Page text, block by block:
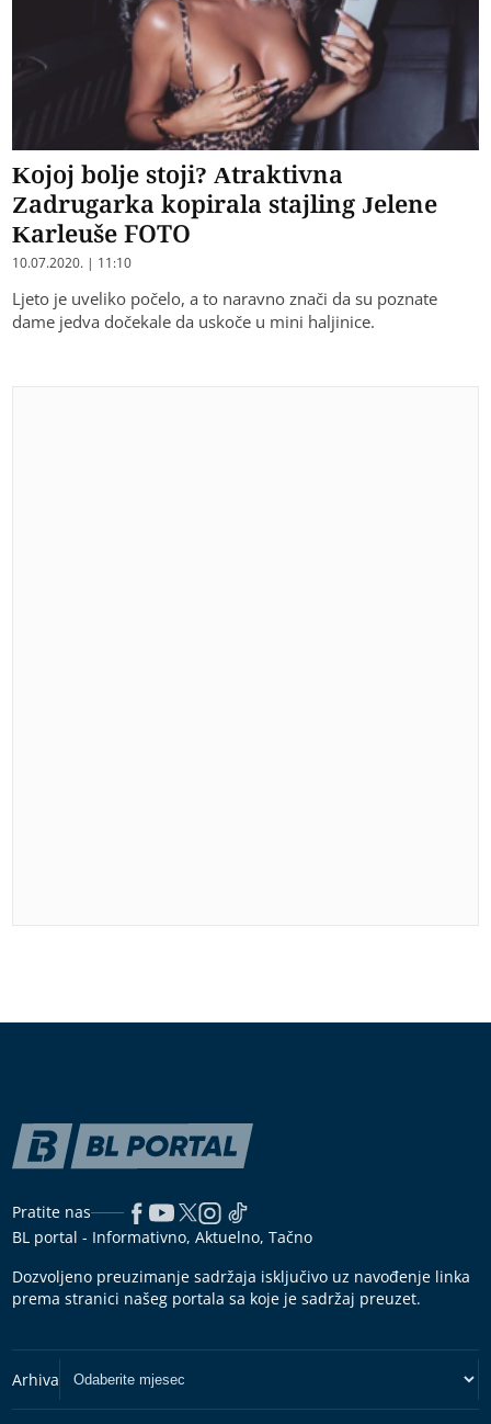
Kojoj bolje stoji? Atraktivna
Zadrugarka kopirala stajling Jelene
Karleuše FOTO
10.07.2020. | 11:10
Ljeto je uveliko počelo, a to naravno znači da su poznate
dame jedva dočekale da uskoče u mini haljinice.
Pratite nas
BL portal - Informativno, Aktuelno, Tačno
Dozvoljeno preuzimanje sadržaja isključivo uz navođenje linka
prema stranici našeg portala sa koje je sadržaj preuzet.